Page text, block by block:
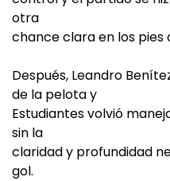
otra
chance clara en los pies
Después, Leandro
de la pelota y
Estudiantes volvió
sin la
claridad y profundidad
gol.